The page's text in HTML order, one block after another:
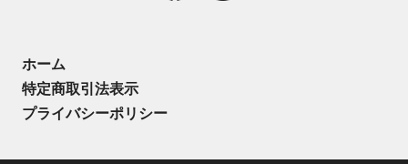
ホーム
特定商取引法表示
プライバシーポリシー